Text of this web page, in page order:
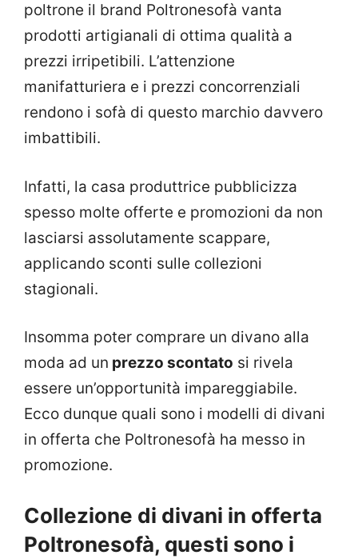
poltrone il brand Poltronesofà vanta
prodotti artigianali di ottima qualità a
prezzi irripetibili. L’attenzione
manifatturiera e i prezzi concorrenziali
rendono i sofà di questo marchio davvero
imbattibili.
Infatti, la casa produttrice pubblicizza
spesso molte offerte e promozioni da non
lasciarsi assolutamente scappare,
applicando sconti sulle collezioni
stagionali.
Insomma poter comprare un divano alla
moda ad un prezzo scontato si rivela
essere un’opportunità impareggiabile.
Ecco dunque quali sono i modelli di divani
in offerta che Poltronesofà ha messo in
promozione.
Collezione di divani in offerta
Poltronesofà, questi sono i